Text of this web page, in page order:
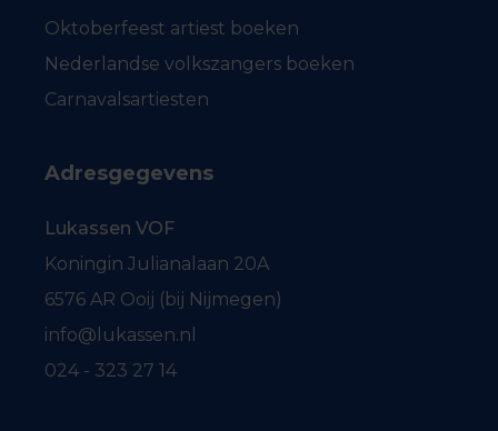
Oktoberfeest artiest boeken
Nederlandse volkszangers boeken
Carnavalsartiesten
Adresgegevens
Lukassen VOF
Koningin Julianalaan 20A
6576 AR Ooij (bij Nijmegen)
info@lukassen.nl
024 - 323 27 14